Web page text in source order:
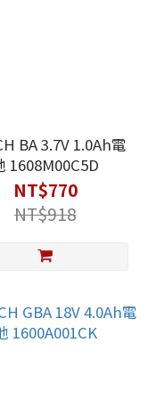
BA 3.7V 1.0Ah電
1608M00C5D
NT$770
NT$918